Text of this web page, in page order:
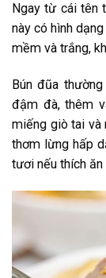
Ngay từ cái tên
này có hình
mềm và trắng,
Bún đũa
đậm đà, thêm
miếng giò tai và
thơm lừng hấp
tươi nếu thích ăn